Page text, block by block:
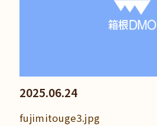
2025.06.24
fujimitouge3.jpg